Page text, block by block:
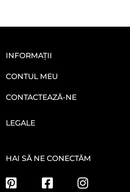
INFORMAȚII
CONTUL MEU
CONTACTEAZĂ-NE
LEGALE
HAI SĂ NE CONECTĂM